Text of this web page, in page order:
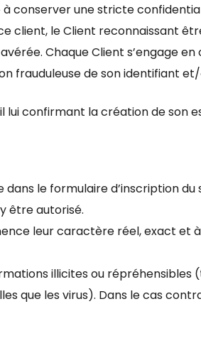
à conserver une stricte
le Client reconnaissant
Chaque Client s’engage
frauduleuse de son identifiant
confirmant la création de son
le formulaire d’inscription
être autorisé.
leur caractère réel, exact et
illicites ou répréhensibles
que les virus). Dans le cas